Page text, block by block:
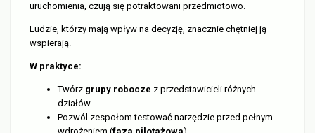
uruchomienia, czują się potraktowani przedmiotowo.
Ludzie, którzy mają wpływ na decyzję, znacznie chętniej ją
wspierają.
W praktyce:
Twórz grupy robocze z przedstawicieli różnych
działów
Pozwól zespołom testować narzędzie przed pełnym